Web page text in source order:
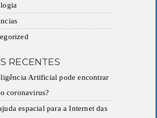
RECENTES
Artificial pode encontrar
coronavirus?
espacial para a Internet das